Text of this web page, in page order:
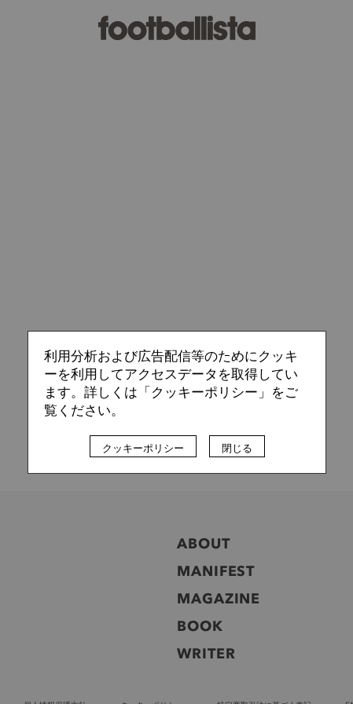
ABOUT
MANIFEST
MAGAZINE
BOOK
WRITER
利用分析および広告配信等のためにクッキ
ーを利用してアクセスデータを取得してい
ます。詳しくは「クッキーポリシー」をご
覧ください。
クッキーポリシー 閉じる